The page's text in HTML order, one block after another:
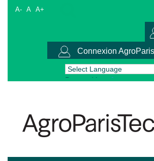
A- A A+
Connexion
Powered by